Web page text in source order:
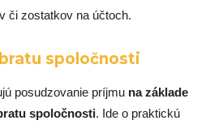
či zostatkov na účtoch.
spoločnosti
posudzovanie príjmu na základe
spoločnosti. Ide o praktickú